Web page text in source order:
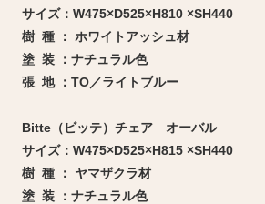
サイズ：W475×D525×H810 ×SH440
樹 種 ： ホワイトアッシュ材
塗 装 ：ナチュラル色
張 地 ：TO／ライトブルー
Bitte（ビッテ）チェア オーバル
サイズ：W475×D525×H815 ×SH440
樹 種 ： ヤマザクラ材
塗 装 ：ナチュラル色